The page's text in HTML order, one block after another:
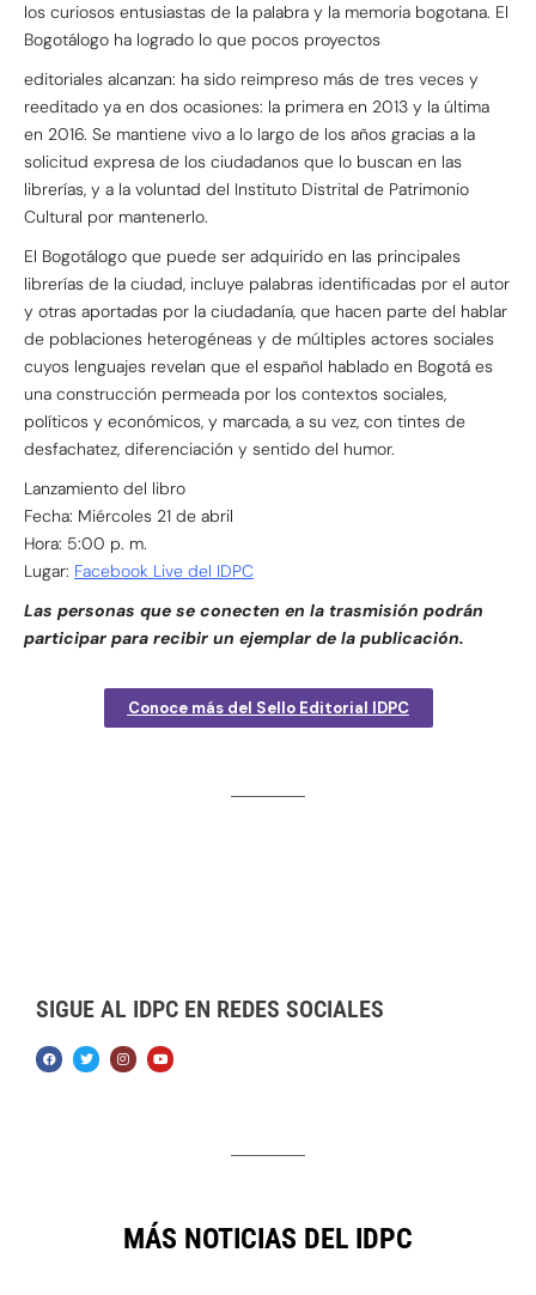
los curiosos entusiastas de la palabra y la memoria bogotana. El
Bogotálogo ha logrado lo que pocos proyectos
editoriales alcanzan: ha sido reimpreso más de tres veces y
reeditado ya en dos ocasiones: la primera en 2013 y la última
en 2016. Se mantiene vivo a lo largo de los años gracias a la
solicitud expresa de los ciudadanos que lo buscan en las
librerías, y a la voluntad del Instituto Distrital de Patrimonio
Cultural por mantenerlo.
El Bogotálogo que puede ser adquirido en las principales
librerías de la ciudad, incluye palabras identificadas por el autor
y otras aportadas por la ciudadanía, que hacen parte del hablar
de poblaciones heterogéneas y de múltiples actores sociales
cuyos lenguajes revelan que el español hablado en Bogotá es
una construcción permeada por los contextos sociales,
políticos y económicos, y marcada, a su vez, con tintes de
desfachatez, diferenciación y sentido del humor.
Lanzamiento del libro
Fecha: Miércoles 21 de abril
Hora: 5:00 p. m.
Lugar: Facebook Live del IDPC
Las personas que se conecten en la trasmisión podrán
participar para recibir un ejemplar de la publicación.
Conoce más del Sello Editorial IDPC
SIGUE AL IDPC EN REDES SOCIALES
MÁS NOTICIAS DEL IDPC